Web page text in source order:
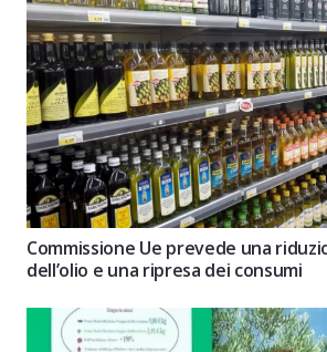
Commissione Ue prevede una
dell’olio e una ripresa dei consumi